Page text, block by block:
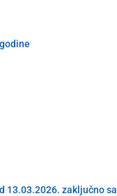
13.03.2026. zaključno sa